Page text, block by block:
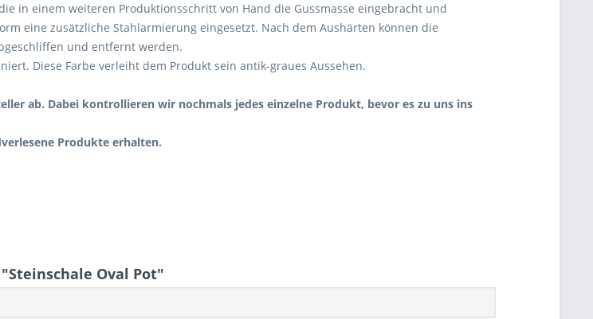
in einem weiteren Produktionsschritt von Hand die Gussmasse eingebracht und
eine zusätzliche Stahlarmierung eingesetzt. Nach dem Aushärten können die
und entfernt werden.
Diese Farbe verleiht dem Produkt sein antik-graues Aussehen.
ab. Dabei kontrollieren wir nochmals jedes einzelne Produkt, bevor es zu uns ins
Produkte erhalten.
Oval Pot"